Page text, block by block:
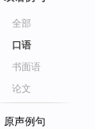
全部
口语
书面语
论文
原声例句